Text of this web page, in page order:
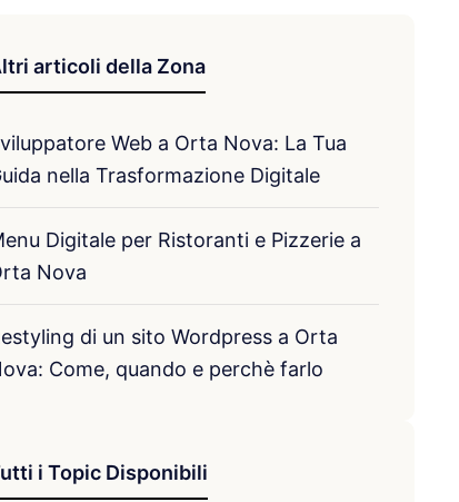
articoli della Zona
Web a Orta Nova: La Tua
nella Trasformazione Digitale
Digitale per Ristoranti e Pizzerie a
Nova
di un sito Wordpress a Orta
Come, quando e perchè farlo
i Topic Disponibili